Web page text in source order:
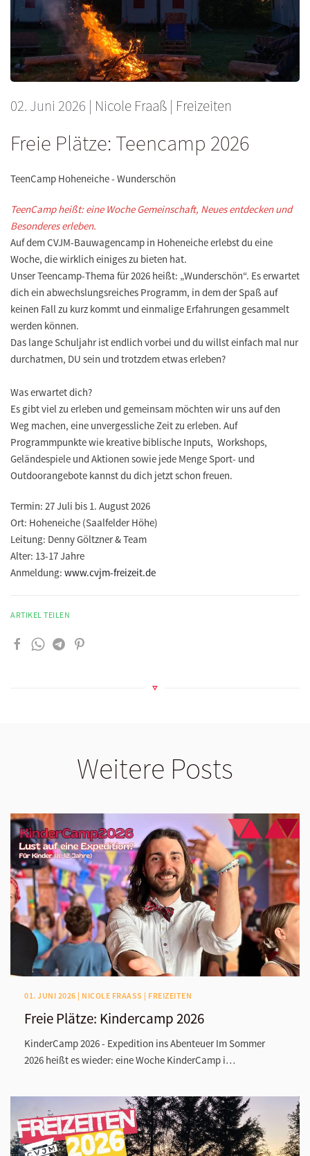
02. Juni 2026 | Nicole Fraaß | Freizeiten
Freie Plätze: Teencamp 2026
TeenCamp Hoheneiche - Wunderschön
TeenCamp heißt: eine Woche Gemeinschaft, Neues entdecken und
Besonderes erleben.
Auf dem CVJM-Bauwagencamp in Hoheneiche erlebst du eine
Woche, die wirklich einiges zu bieten hat.
Unser Teencamp-Thema für 2026 heißt: „Wunderschön“. Es erwartet
dich ein abwechslungsreiches Programm, in dem der Spaß auf
keinen Fall zu kurz kommt und einmalige Erfahrungen gesammelt
werden können.
Das lange Schuljahr ist endlich vorbei und du willst einfach mal nur
durchatmen, DU sein und trotzdem etwas erleben?
Was erwartet dich?
Es gibt viel zu erleben und gemeinsam möchten wir uns auf den
Weg machen, eine unvergessliche Zeit zu erleben. Auf
Programmpunkte wie kreative biblische Inputs, Workshops,
Geländespiele und Aktionen sowie jede Menge Sport- und
Outdoorangebote kannst du dich jetzt schon freuen.
Termin: 27 Juli bis 1. August 2026
Ort: Hoheneiche (Saalfelder Höhe)
Leitung: Denny Göltzner & Team
Alter: 13-17 Jahre
Anmeldung: www.cvjm-freizeit.de
ARTIKEL TEILEN
Weitere Posts
01. JUNI 2026 | NICOLE FRAASS | FREIZEITEN
Freie Plätze: Kindercamp 2026
KinderCamp 2026 - Expedition ins Abenteuer Im Sommer
2026 heißt es wieder: eine Woche KinderCamp i…